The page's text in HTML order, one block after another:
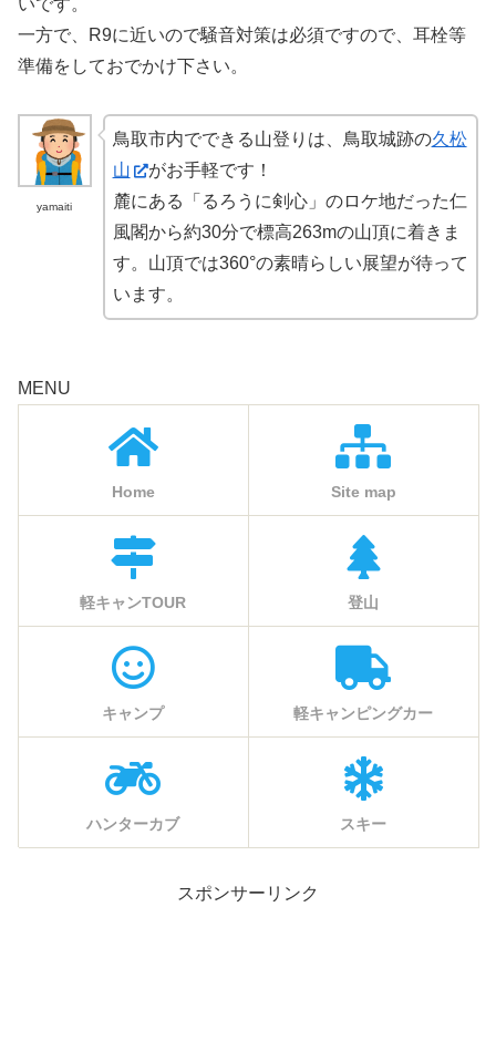
一方で、R9に近いので騒音対策は必須ですので、耳栓等
準備をしておでかけ下さい。
yamaiti
鳥取市内でできる山登りは、鳥取城跡の久松
山
がお手軽です！
麓にある「るろうに剣心」のロケ地だった仁
風閣から約30分で標高263mの山頂に着きま
す。山頂では360°の素晴らしい展望が待って
います。
MENU
Home Site map
軽キャンTOUR 登山
キャンプ 軽キャンピングカー
ハンターカブ スキー
スポンサーリンク